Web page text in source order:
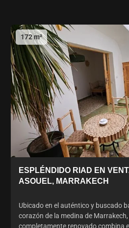
172 m²
ESPLÉNDIDO RIAD EN
ASOUEL, MARRAKECH
Ubicado en el auténtico y buscado
corazón de la medina de
completamente renovado combina